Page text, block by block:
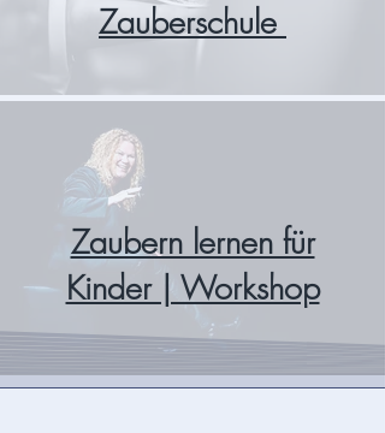
Zauberschule
Zaubern lernen für
Kinder | Workshop